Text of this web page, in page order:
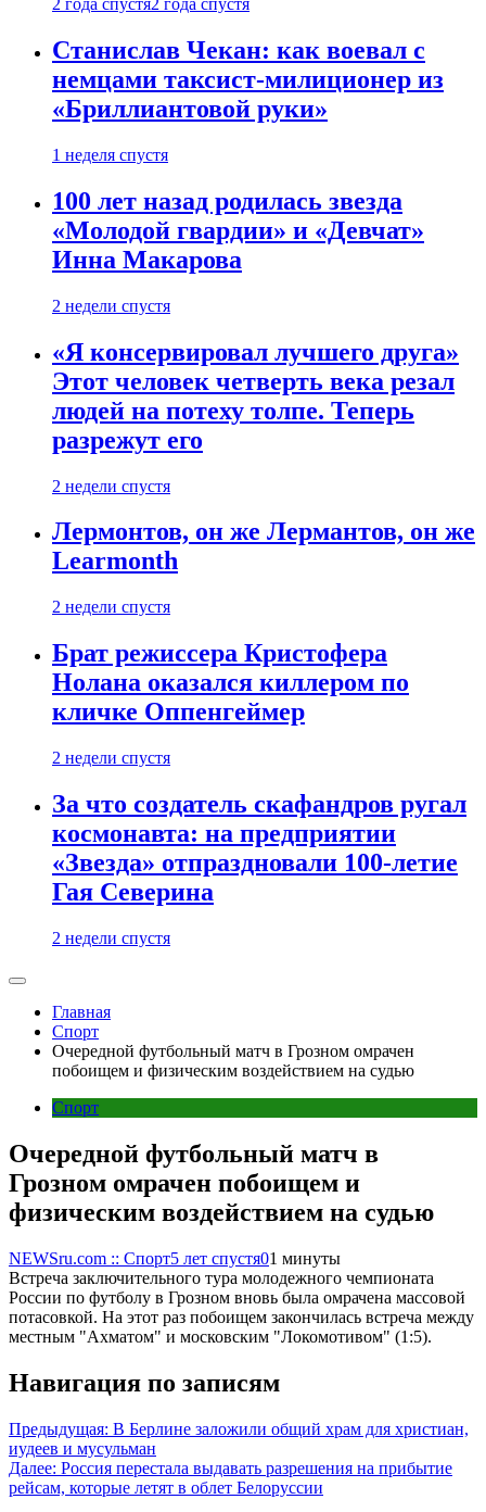
2 года спустя2 года спустя
Станислав Чекан: как воевал с
немцами таксист-милиционер из
«Бриллиантовой руки»
1 неделя спустя
100 лет назад родилась звезда
«Молодой гвардии» и «Девчат»
Инна Макарова
2 недели спустя
«Я консервировал лучшего друга»
Этот человек четверть века резал
людей на потеху толпе. Теперь
разрежут его
2 недели спустя
Лермонтов, он же Лермантов, он же
Learmonth
2 недели спустя
Брат режиссера Кристофера
Нолана оказался киллером по
кличке Оппенгеймер
2 недели спустя
За что создатель скафандров ругал
космонавта: на предприятии
«Звезда» отпраздновали 100-летие
Гая Северина
2 недели спустя
Главная
Спорт
Очередной футбольный матч в Грозном омрачен
побоищем и физическим воздействием на судью
Спорт
Очередной футбольный матч в
Грозном омрачен побоищем и
физическим воздействием на судью
NEWSru.com :: Спорт5 лет спустя01 минуты
Встреча заключительного тура молодежного чемпионата
России по футболу в Грозном вновь была омрачена массовой
потасовкой. На этот раз побоищем закончилась встреча между
местным "Ахматом" и московским "Локомотивом" (1:5).
Навигация по записям
Предыдущая: В Берлине заложили общий храм для христиан,
иудеев и мусульман
Далее: Россия перестала выдавать разрешения на прибытие
рейсам, которые летят в облет Белоруссии